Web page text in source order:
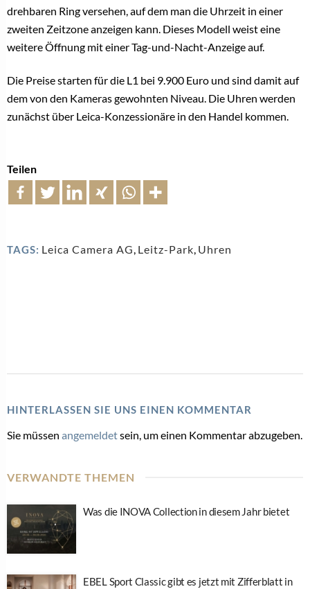
drehbaren Ring versehen, auf dem man die Uhrzeit in einer
zweiten Zeitzone anzeigen kann. Dieses Modell weist eine
weitere Öffnung mit einer Tag-und-Nacht-Anzeige auf.
Die Preise starten für die L1 bei 9.900 Euro und sind damit auf
dem von den Kameras gewohnten Niveau. Die Uhren werden
zunächst über Leica-Konzessionäre in den Handel kommen.
Teilen
TAGS: Leica Camera AG, Leitz-Park, Uhren
HINTERLASSEN SIE UNS EINEN KOMMENTAR
Sie müssen angemeldetsein, um einen Kommentar abzugeben.
VERWANDTE THEMEN
Was die INOVA Collection in diesem Jahr bietet
EBEL Sport Classic gibt es jetzt mit Zifferblatt in